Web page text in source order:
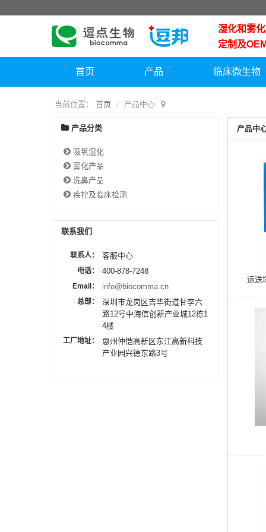
湿化和雾
定制及
首页 产品 临床微生物
当前位置： 首页 产品中心
产品中
运送
产品分类
吸氧湿化
雾化产品
洗鼻产品
疾控及临床检测
联系我们
联系人： 客服中心
电话： 400-878-7248
Email： info@biocomma.cn
总部：
深圳市龙岗区吉华街道甘李六
路12号中海信创新产业城12栋1
4楼
工厂地址：
惠州仲恺高新区东江高新科技
产业园兴德东路3号